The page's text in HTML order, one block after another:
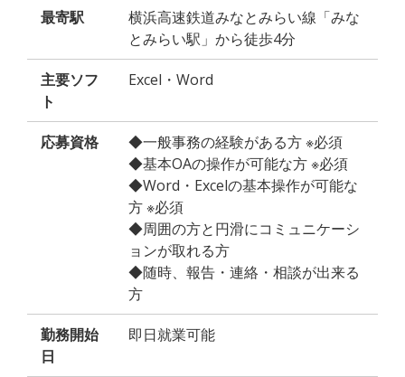
最寄駅
横浜高速鉄道みなとみらい線「みな
とみらい駅」から徒歩4分
主要ソフ
ト
Excel・Word
応募資格
◆一般事務の経験がある方 ※必須
◆基本OAの操作が可能な方 ※必須
◆Word・Excelの基本操作が可能な
方 ※必須
◆周囲の方と円滑にコミュニケーシ
ョンが取れる方
◆随時、報告・連絡・相談が出来る
方
勤務開始
日
即日就業可能